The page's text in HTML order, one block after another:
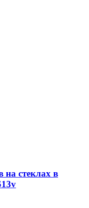
стеклах в